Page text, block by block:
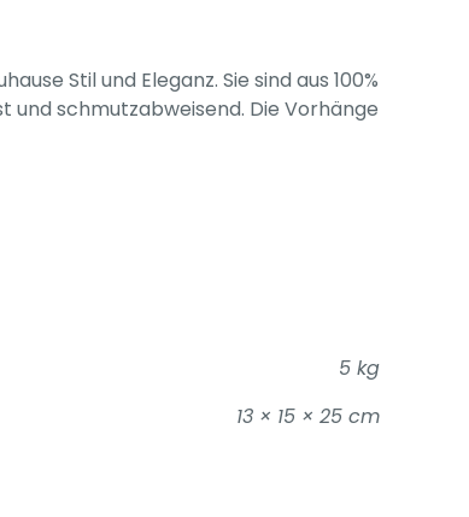
Stil und Eleganz. Sie sind aus 100%
schmutzabweisend. Die Vorhänge
5 kg
13 × 15 × 25 cm